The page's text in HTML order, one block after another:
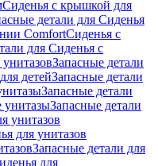
Сиденья с крышкой для
детали для Сиденья
ComfortСиденья с
для Сиденья с
Запасные детали
детейЗапасные детали
Запасные детали
унитазыЗапасные детали
унитазов
для унитазов
Запасные детали для
для